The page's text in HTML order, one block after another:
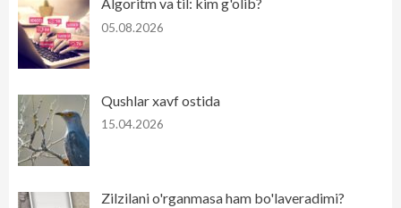
Algoritm va til: kim g'olib?
05.08.2026
Qushlar xavf ostida
15.04.2026
Zilzilani o'rganmasa ham bo'laveradimi?